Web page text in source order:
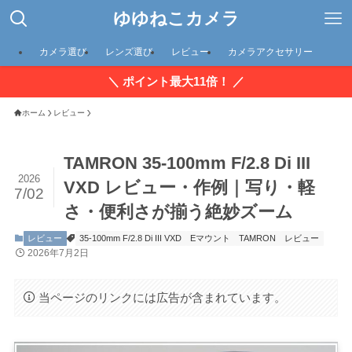
ゆゆねこカメラ
カメラ選び レンズ選び レビュー カメラアクセサリー
＼ ポイント最大11倍！ ／
ホーム レビュー
TAMRON 35-100mm F/2.8 Di III
VXD レビュー・作例｜写り・軽
さ・便利さが揃う絶妙ズーム
2026
7/02
レビュー 35-100mm F/2.8 Di III VXD Eマウント TAMRON レビュー
2026年7月2日
当ページのリンクには広告が含まれています。